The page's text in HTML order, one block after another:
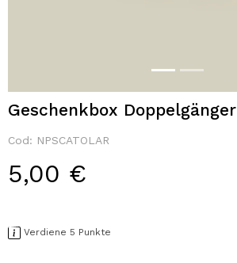
Geschenkbox Doppelgänger
Cod: NPSCATOLAR
5,00 €
Verdiene 5 Punkte